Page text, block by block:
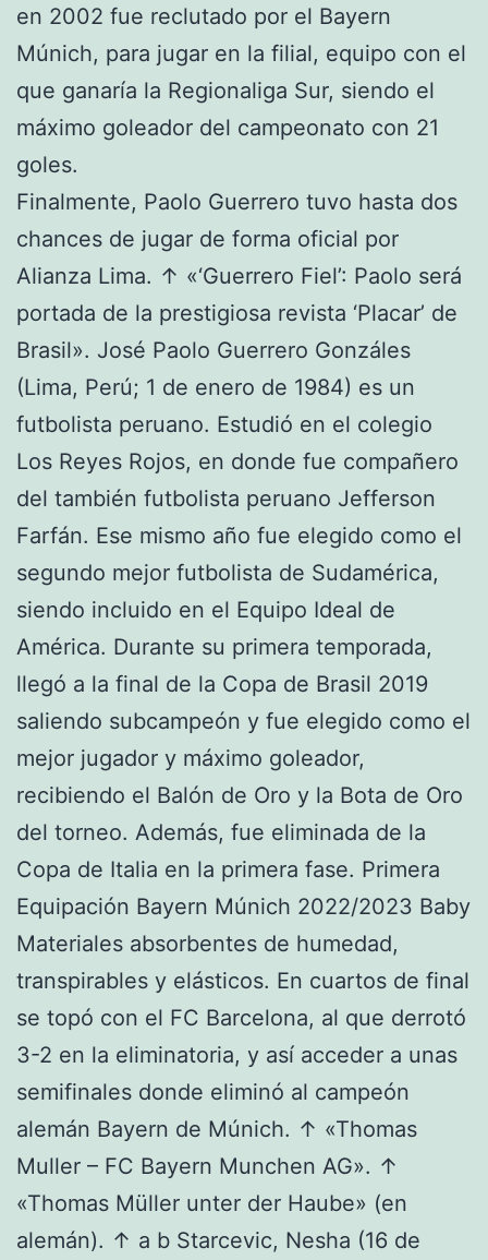
en 2002 fue reclutado por el Bayern
Múnich, para jugar en la filial, equipo con el
que ganaría la Regionaliga Sur, siendo el
máximo goleador del campeonato con 21
goles.
Finalmente, Paolo Guerrero tuvo hasta dos
chances de jugar de forma oficial por
Alianza Lima. ↑ «‘Guerrero Fiel’: Paolo será
portada de la prestigiosa revista ‘Placar’ de
Brasil». José Paolo Guerrero Gonzáles
(Lima, Perú; 1 de enero de 1984) es un
futbolista peruano. Estudió en el colegio
Los Reyes Rojos, en donde fue compañero
del también futbolista peruano Jefferson
Farfán. Ese mismo año fue elegido como el
segundo mejor futbolista de Sudamérica,
siendo incluido en el Equipo Ideal de
América. Durante su primera temporada,
llegó a la final de la Copa de Brasil 2019
saliendo subcampeón y fue elegido como el
mejor jugador y máximo goleador,
recibiendo el Balón de Oro y la Bota de Oro
del torneo. Además, fue eliminada de la
Copa de Italia en la primera fase. Primera
Equipación Bayern Múnich 2022/2023 Baby
Materiales absorbentes de humedad,
transpirables y elásticos. En cuartos de final
se topó con el FC Barcelona, al que derrotó
3-2 en la eliminatoria, y así acceder a unas
semifinales donde eliminó al campeón
alemán Bayern de Múnich. ↑ «Thomas
Muller – FC Bayern Munchen AG». ↑
«Thomas Müller unter der Haube» (en
alemán). ↑ a b Starcevic, Nesha (16 de